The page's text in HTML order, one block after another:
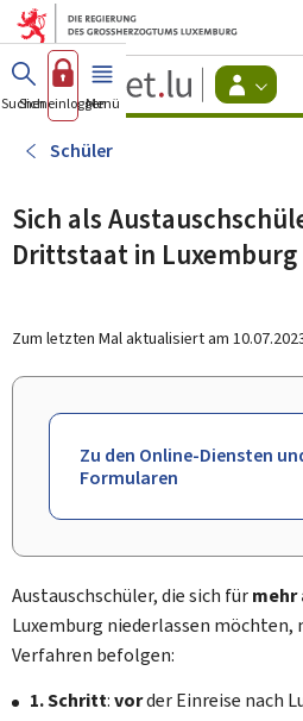
ZumZum Inhalt
Guichet.lu
actif
Suchen
Sich einloggen
Menü Haupt-
Schüler
Sich als
Drittstaat in
Zum letzten Mal aktualisiert am
Zu den Online-Diensten
Formularen
Austauschschüler, die sich fürmehr
Luxemburg niederlassen möchten,
Verfahren befolgen:
1. Schritt:vorder Einreise nach